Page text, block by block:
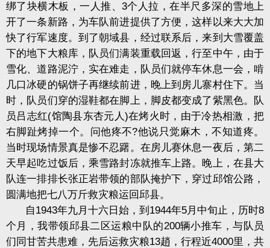
绑了块横木板，一人推、3个人拉，在半尺多深的雪地上
开了一条新路，为车队前进提供了方便，这样以来大大加
快了行军速度。到了朝域县，经过联系后，来到大雪覆盖
下的地下大粮库，队员们满装重载回返，行至中午，由于
雪化、道路泥泞，实在难走，队员们就停车休息一会，啃
几口冰硬的锅饼子再继续前进，晚上到房儿寨村住下。当
时，队员们穿的湿鞋都在脚上，脚皮都变成了紫黑色。队
员吕志红(馆陶县东杏元人)在烤火时，由于冷热相激，把
右脚趾烤掉一个。问他疼不?他说只觉麻木，不知道疼。
当时现场情景真是惨不忍躇。在房儿赛休息一夜后，第二
天早起吃过饭后，乘雪路封冻就推车上路。晚上，在县大
队连一排排长张正岩带领的部队掩护下，穿过邱馆公路，
圆满地把七八万斤救灾粮运回邱县。
自1943年九月十六日始，到1944年5月中旬止，历时8
个月，我带领邱县二区运粮中队的200辆小推车，与队员
们同甘苦共患难，先后运救灾粮13趙，行程近4000里，共